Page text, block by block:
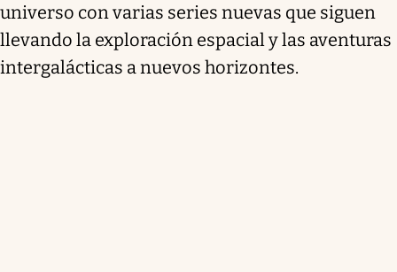
universo con varias series nuevas que siguen
llevando la exploración espacial y las aventuras
intergalácticas a nuevos horizontes.